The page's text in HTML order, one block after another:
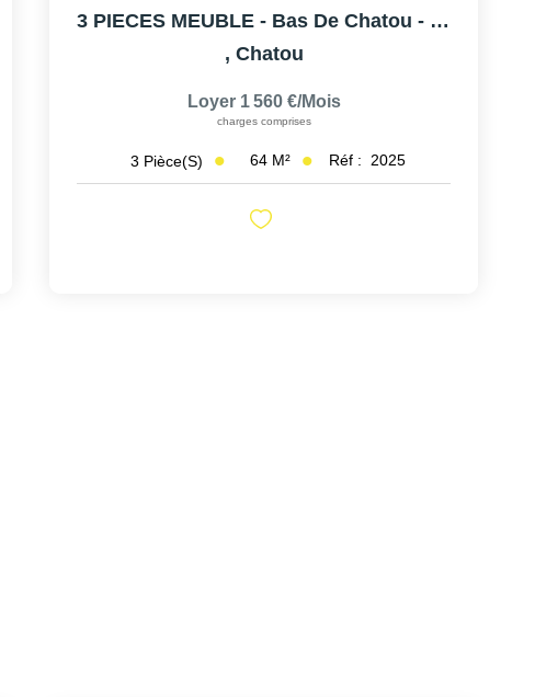
3 PIECES MEUBLE - Bas De Chatou - Proche RER
, Chatou
Loyer 1 560 €/mois
charges comprises
3 Pièce(s) 64 M² Réf : 2025